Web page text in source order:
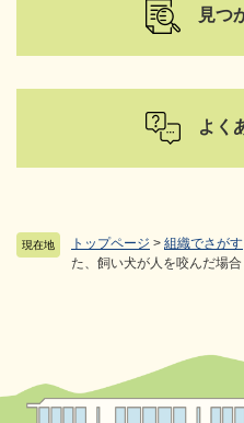
現在地 トップページ > 組織でさがす
た、飼い犬が人を咬んだ場合
見つ
よく